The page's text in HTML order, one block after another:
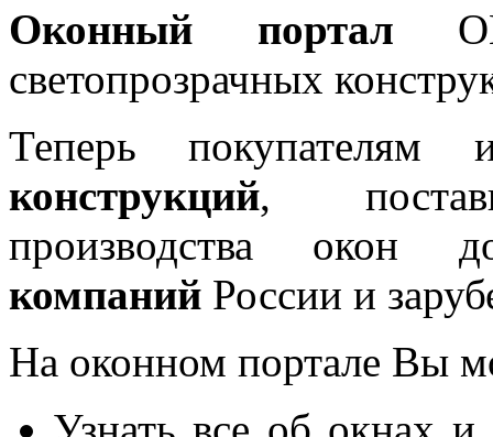
Оконный портал
светопрозрачных
Теперь покупателям
конструкций,
производства окон
компаний России и
На оконном портале Вы